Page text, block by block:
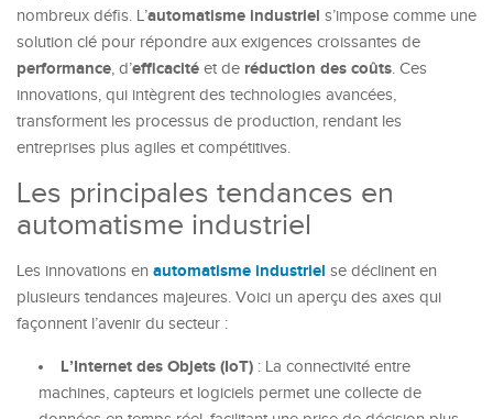
nombreux défis. L’automatisme industriel s’impose comme une
solution clé pour répondre aux exigences croissantes de
performance, d’efficacité et de réduction des coûts. Ces
innovations, qui intègrent des technologies avancées,
transforment les processus de production, rendant les
entreprises plus agiles et compétitives.
Les principales tendances en
automatisme industriel
Les innovations en automatisme industriel se déclinent en
plusieurs tendances majeures. Voici un aperçu des axes qui
façonnent l’avenir du secteur :
L’Internet des Objets (IoT) : La connectivité entre
machines, capteurs et logiciels permet une collecte de